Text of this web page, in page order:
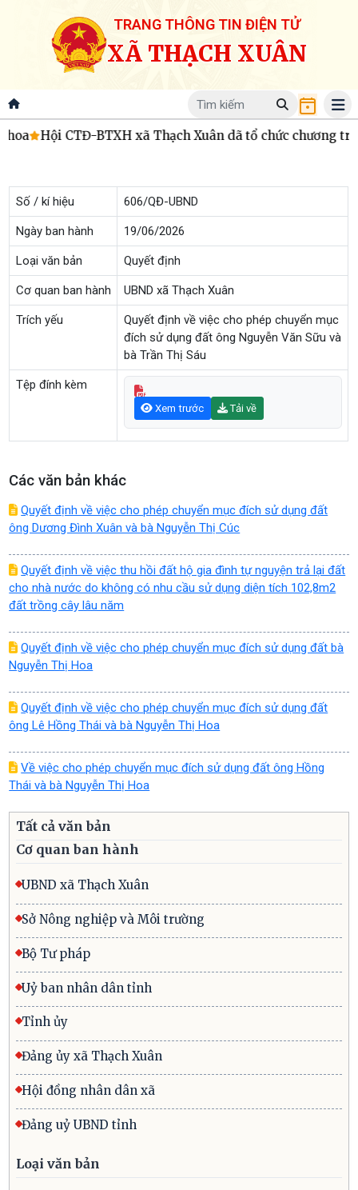
TRANG THÔNG TIN ĐIỆN TỬ
XÃ THẠCH XUÂN
Hội CTĐ-BTXH xã Thạch Xuân dã tổ chức chương
Số / kí hiệu 606/QĐ-UBND
Ngày ban hành 19/06/2026
Loại văn bản Quyết định
Cơ quan ban hành UBND xã Thạch Xuân
Trích yếu
Quyết định về việc cho phép chuyển mục
đích sử dụng đất ông Nguyễn Văn Sữu và
bà Trần Thị Sáu
Tệp đính kèm
Xem trước Tải về
Các văn bản khác
Quyết định về việc cho phép chuyển mục đích sử dụng đất
ông Dương Đình Xuân và bà Nguyễn Thị Cúc
Quyết định về việc thu hồi đất hộ gia đình tự nguyện trả lại đất
cho nhà nước do không có nhu cầu sử dụng diện tích 102,8m2
đất trồng cây lâu năm
Quyết định về việc cho phép chuyển mục đích sử dụng đất bà
Nguyễn Thị Hoa
Quyết định về việc cho phép chuyển mục đích sử dụng đất
ông Lê Hồng Thái và bà Nguyễn Thị Hoa
Về việc cho phép chuyển mục đích sử dụng đất ông Hồng
Thái và bà Nguyễn Thị Hoa
Tất cả văn bản
Cơ quan ban hành
UBND xã Thạch Xuân
Sở Nông nghiệp và Môi trường
Bộ Tư pháp
Uỷ ban nhân dân tỉnh
Tỉnh ủy
Đảng ủy xã Thạch Xuân
Hội đồng nhân dân xã
Đảng uỷ UBND tỉnh
Loại văn bản